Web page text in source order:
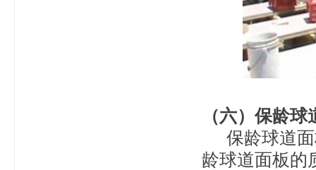
（六）保龄
保龄球道面
龄球道面板的